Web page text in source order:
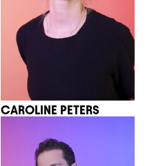
CAROLINE PETERS